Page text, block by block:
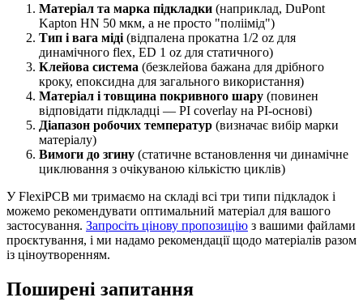
Матеріал та марка підкладки (наприклад, DuPont
Kapton HN 50 мкм, а не просто "поліімід")
Тип і вага міді (відпалена прокатна 1/2 oz для
динамічного flex, ED 1 oz для статичного)
Клейова система (безклейова бажана для дрібного
кроку, епоксидна для загального використання)
Матеріал і товщина покривного шару (повинен
відповідати підкладці — PI coverlay на PI-основі)
Діапазон робочих температур (визначає вибір марки
матеріалу)
Вимоги до згину (статичне встановлення чи динамічне
циклювання з очікуваною кількістю циклів)
У FlexiPCB ми тримаємо на складі всі три типи підкладок і
можемо рекомендувати оптимальний матеріал для вашого
застосування. Запросіть цінову пропозицію з вашими файлами
проєктування, і ми надамо рекомендації щодо матеріалів разом
із ціноутворенням.
Поширені запитання